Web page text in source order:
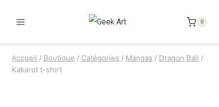
0
Accueil / Boutique / Catégories / Mangas / Dragon Ball /
Kakarot t-shirt